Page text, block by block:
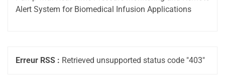
Alert System for Biomedical Infusion Applications
Erreur RSS : Retrieved unsupported status code "403"